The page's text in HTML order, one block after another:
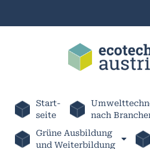
Start-
seite
nach
Grüne Ausbildung
und Weiterbildung